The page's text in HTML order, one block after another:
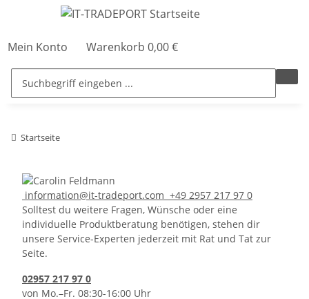
Mein Konto Warenkorb 0,00 €
Startseite
information@it-tradeport.com +49 2957 217 97 0
Solltest du weitere Fragen, Wünsche oder eine
individuelle Produktberatung benötigen, stehen dir
unsere Service-Experten jederzeit mit Rat und Tat zur
Seite.
02957 217 97 0
von Mo.–Fr. 08:30-16:00 Uhr